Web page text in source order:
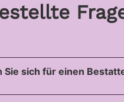
Sie sich für einen